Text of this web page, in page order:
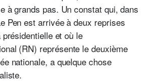
à grands pas. Un constat qui, dans
Pen est arrivée à deux reprises
et où le
(RN) représente le deuxième
nationale, a quelque chose